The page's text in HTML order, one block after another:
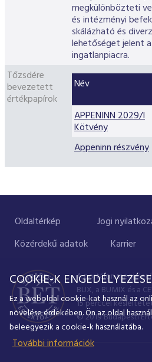
megkülönbözteti
és intézményi
skálázható és
lehetőséget jelent
ingatlanpiacra.
Tőzsdére
bevezetett
értékpapírok
Név
APPENINN 2029/I
Kötvény
Appeninn részvény
Oldaltérkép Jogi
Közérdekű adatok
Karrier
A portálon
BUX, a BUMIX és a
15 perccel
© 2019 Budapesti
COOKIE-K ENGEDÉLYEZÉSE
Ez a weboldal cookie-kat használ az
növelése érdekében. Ön az oldal
beleegyezik a cookie-k használatába.
További információk